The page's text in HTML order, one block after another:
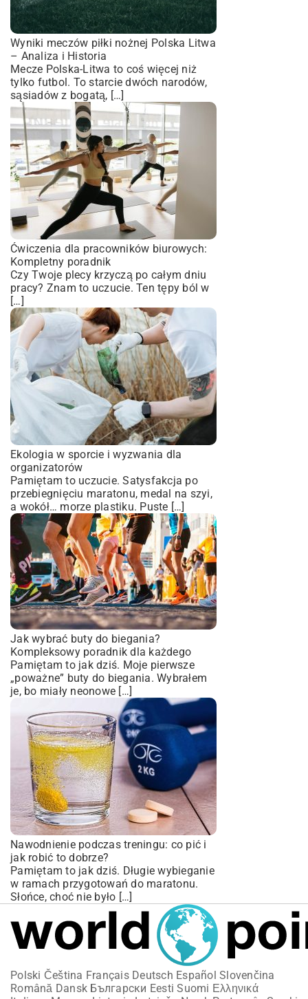
Wyniki meczów piłki nożnej Polska Litwa
– Analiza i Historia
Mecze Polska-Litwa to coś więcej niż
tylko futbol. To starcie dwóch narodów,
sąsiadów z bogatą, […]
Ćwiczenia dla pracowników biurowych:
Kompletny poradnik
Czy Twoje plecy krzyczą po całym dniu
pracy? Znam to uczucie. Ten tępy ból w
[…]
Ekologia w sporcie i wyzwania dla
organizatorów
Pamiętam to uczucie. Satysfakcja po
przebiegnięciu maratonu, medal na szyi,
a wokół… morze plastiku. Puste […]
Jak wybrać buty do biegania?
Kompleksowy poradnik dla każdego
Pamiętam to jak dziś. Moje pierwsze
„poważne” buty do biegania. Wybrałem
je, bo miały neonowe […]
Nawodnienie podczas treningu: co pić i
jak robić to dobrze?
Pamiętam to jak dziś. Długie wybieganie
w ramach przygotowań do maratonu.
Słońce, choć nie było […]
Polski Čeština Français Deutsch Español Slovenčina
Română Dansk Български Eesti Suomi Ελληνικά